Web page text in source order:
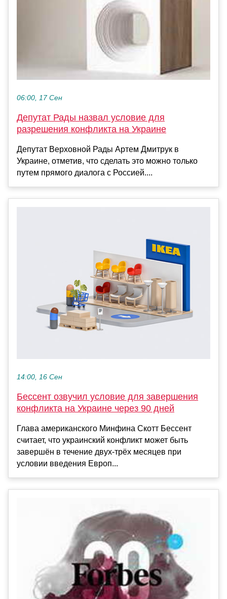
06:00, 17 Сен
Депутат Рады назвал условие для
разрешения конфликта на Украине
Депутат Верховной Рады Артем Дмитрук в
Украине, отметив, что сделать это можно только
путем прямого диалога с Россией....
14:00, 16 Сен
Бессент озвучил условие для завершения
конфликта на Украине через 90 дней
Глава американского Минфина Скотт Бессент
считает, что украинский конфликт может быть
завершён в течение двух-трёх месяцев при
условии введения Европ...